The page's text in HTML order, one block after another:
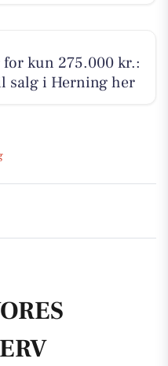
kun 275.000 kr.:
salg i Herning her